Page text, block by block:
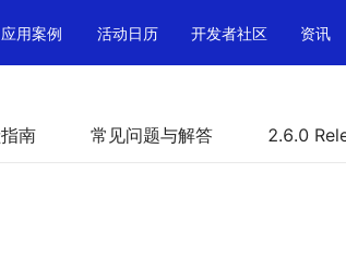
应用案例 活动日历 开发者社区 资讯
南 常见问题与解答 2.6.0